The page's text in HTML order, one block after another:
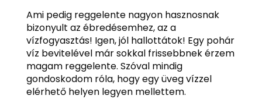
Ami pedig reggelente nagyon hasznosnak
bizonyult az ébredésemhez, az a
vízfogyasztás! Igen, jól hallottátok! Egy pohár
víz bevitelével már sokkal frissebbnek érzem
magam reggelente. Szóval mindig
gondoskodom róla, hogy egy üveg vízzel
elérhető helyen legyen mellettem.